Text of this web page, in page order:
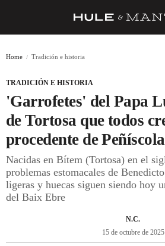
BARRAS Y ESTRELLAS
DÓNDE COMER
ÍDOLOS DE MESAS
CUADERNO DE VIAJE
Home Tradición e historia
TRADICIÓN E HISTORIA
'Garrofetes' del Papa
de Tortosa que todos
procedente de Peñíscola
Nacidas en Bítem (Tortosa) en el
problemas estomacales de
ligeras y huecas siguen siendo hoy
del Baix Ebre
N.C.
15 de octubre de 2025